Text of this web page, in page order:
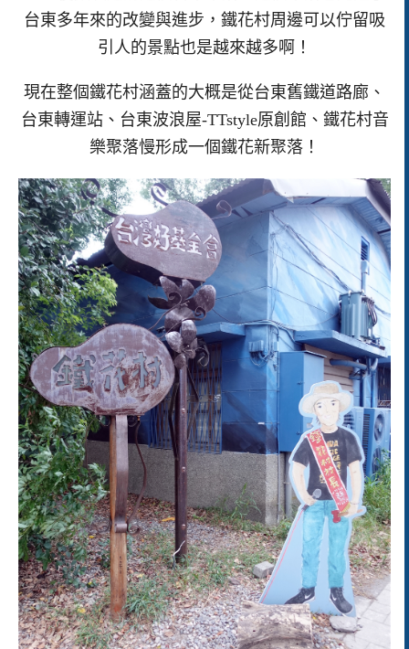
台東多年來的改變與進步，鐵花村周邊可以佇留吸
引人的景點也是越來越多啊！
現在整個鐵花村涵蓋的大概是從台東舊鐵道路廊、
台東轉運站、台東波浪屋-TTstyle原創館、鐵花村音
樂聚落慢形成一個鐵花新聚落！